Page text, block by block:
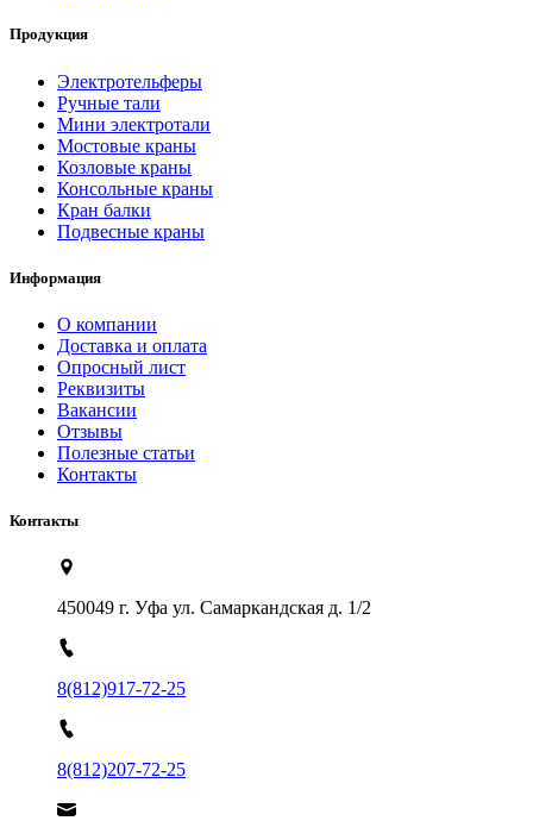
Продукция
Электротельферы
Ручные тали
Мини электротали
Мостовые краны
Козловые краны
Консольные краны
Кран балки
Подвесные краны
Информация
О компании
Доставка и оплата
Опросный лист
Реквизиты
Вакансии
Отзывы
Полезные статьи
Контакты
Контакты
450049 г. Уфа ул. Самаркандская д. 1/2
8(812)917-72-25
8(812)207-72-25